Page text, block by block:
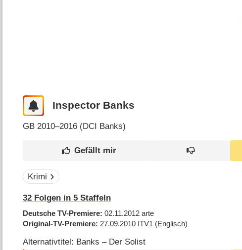
Inspector Banks
GB 2010–2016 (DCI Banks)
Krimi
32 Folgen in5 Staffeln
Deutsche TV-Premiere 02.11.2012arte
Original-TV-Premiere 27.09.2010 ITV1 (Englisch)
Alternativtitel: Banks – Der Solist